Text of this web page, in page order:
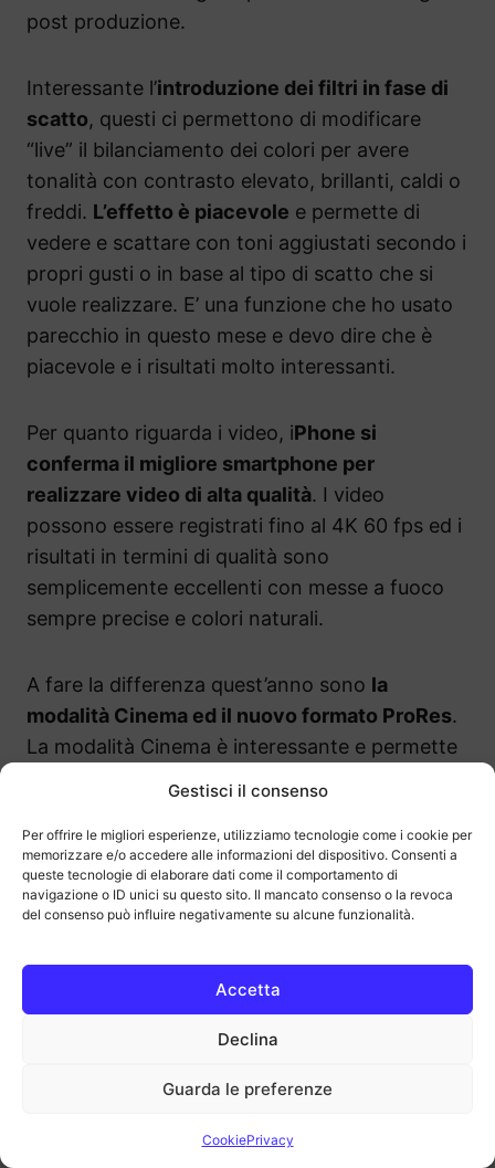
Gestisci il consenso
Per offrire le migliori esperienze, utilizziamo tecnologie come i cookie per
memorizzare e/o accedere alle informazioni del dispositivo. Consenti a
queste tecnologie di elaborare dati come il comportamento di
navigazione o ID unici su questo sito. Il mancato consenso o la revoca
del consenso può influire negativamente su alcune funzionalità.
Accetta
Declina
Guarda le preferenze
CookiePrivacy
post produzione.
Interessante l’introduzione dei filtri in fase di
scatto, questi ci permettono di modificare
“live” il bilanciamento dei colori per avere
tonalità con contrasto elevato, brillanti, caldi o
freddi. L’effetto è piacevole e permette di
vedere e scattare con toni aggiustati secondo i
propri gusti o in base al tipo di scatto che si
vuole realizzare. E’ una funzione che ho usato
parecchio in questo mese e devo dire che è
piacevole e i risultati molto interessanti.
Per quanto riguarda i video, iPhone si
conferma il migliore smartphone per
realizzare video di alta qualità. I video
possono essere registrati fino al 4K 60 fps ed i
risultati in termini di qualità sono
semplicemente eccellenti con messe a fuoco
sempre precise e colori naturali.
A fare la differenza quest’anno sono la
modalità Cinema ed il nuovo formato ProRes.
La modalità Cinema è interessante e permette
capirne il funzionamento e poco più, gira bene
ma non l’ho trovata particolarmente utile per le
mie necessità. Il formato ProRes permette di
in post produzione, questo formato è dedicato
ai professionisti e non vi tornerà
vostro iPhone per girare video allora ne